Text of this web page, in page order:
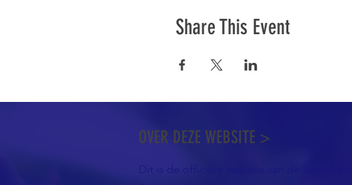
Share This Event
OVER DEZE WEBSITE >